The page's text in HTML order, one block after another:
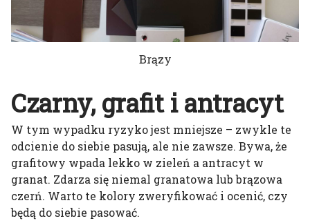
Brązy
Czarny, grafit i antracyt
W tym wypadku ryzyko jest mniejsze – zwykle te
odcienie do siebie pasują, ale nie zawsze. Bywa, że
grafitowy wpada lekko w zieleń a antracyt w
granat. Zdarza się niemal granatowa lub brązowa
czerń. Warto te kolory zweryfikować i ocenić, czy
będą do siebie pasować.